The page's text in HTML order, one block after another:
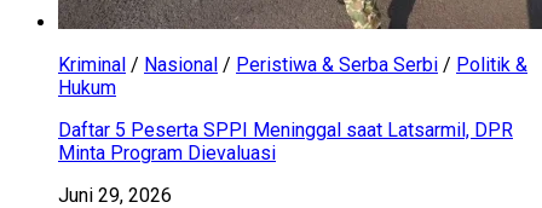
Kriminal / Nasional / Peristiwa & Serba Serbi / Politik &
Hukum
Daftar 5 Peserta SPPI Meninggal saat Latsarmil, DPR
Minta Program Dievaluasi
Juni 29, 2026